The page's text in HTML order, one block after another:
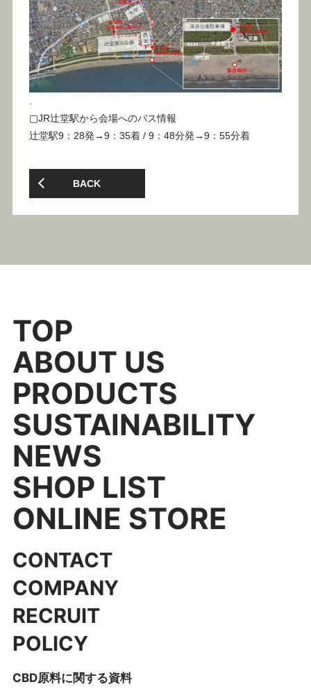
▢JR辻堂駅から会場へのバス情報
辻堂駅9：28発→9：35着 / 9：48分発→9：55分着
BACK
TOP
ABOUT US
PRODUCTS
SUSTAINABILITY
NEWS
SHOP LIST
ONLINE STORE
CONTACT
COMPANY
RECRUIT
POLICY
CBD原料に関する資料